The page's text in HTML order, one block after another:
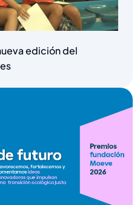
edición del